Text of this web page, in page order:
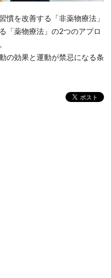
慣を改善する「非薬物療法」
「薬物療法」の2つのアプロ
の効果と運動が禁忌になる条